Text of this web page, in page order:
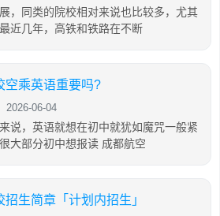
，同类的院校相对来说也比较多，尤其
近几年，高铁和铁路在不断
空乘英语重要吗?
2026-06-04
说，英语就想在初中就犹如魔咒一般紧
大部分初中想报读 成都航空
生简章「计划内招生」